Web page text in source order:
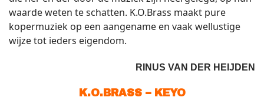
waarde weten te schatten. K.O.Brass maakt pure
kopermuziek op een aangename en vaak wellustige
wijze tot ieders eigendom.
RINUS VAN DER HEIJDEN
K.O.BRASS – KEYO